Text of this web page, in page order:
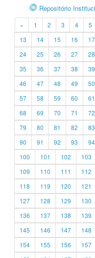
Repositório
« 1 2 3 4 5
13
14 15 16 17
24
25 26 27 28
35
36 37 38 39
46
47 48 49 50
57
58 59 60 61
68
69 70 71 72
79
80 81 82 83
90
91 92 93 94
100
101 102 103
109
110 111 112
118
119 120 121
127
128 129 130
136
137 138 139
145
146 147 148
154
155 156 157